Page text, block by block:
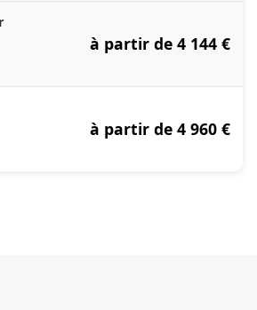
à partir de 4 144 €
à partir de 4 960 €